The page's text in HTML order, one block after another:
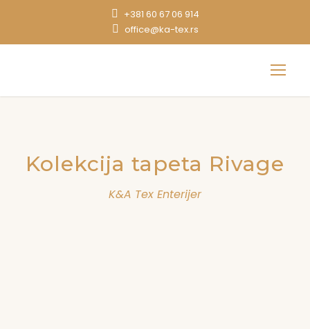
+381 60 67 06 914
office@ka-tex.rs
Kolekcija tapeta Rivage
K&A Tex Enterijer